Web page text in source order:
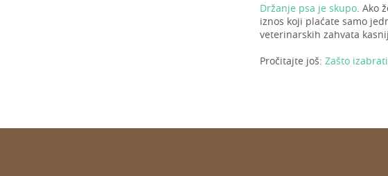
Držanje psa je skupo. Ako
iznos koji plaćate samo
veterinarskih zahvata
Pročitajte još: Zašto